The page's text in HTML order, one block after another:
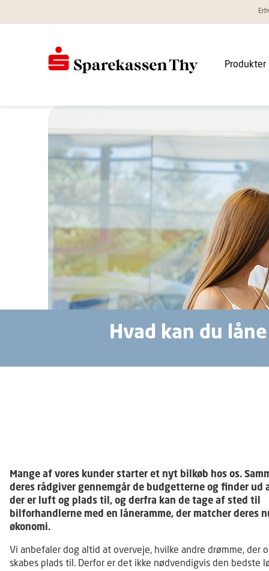
Produkter
Hvad kan du
Mange af vores kunder starter et nyt bilkøb hos os.
deres rådgiver gennemgår de budgetterne og finder ud
der er luft og plads til, og derfra kan de tage af sted til
bilforhandlerne med en låneramme, der matcher deres
økonomi.
Vi anbefaler dog altid at overveje, hvilke andre drømme, der
skabes plads til. Derfor er det ikke nødvendigvis den bedste